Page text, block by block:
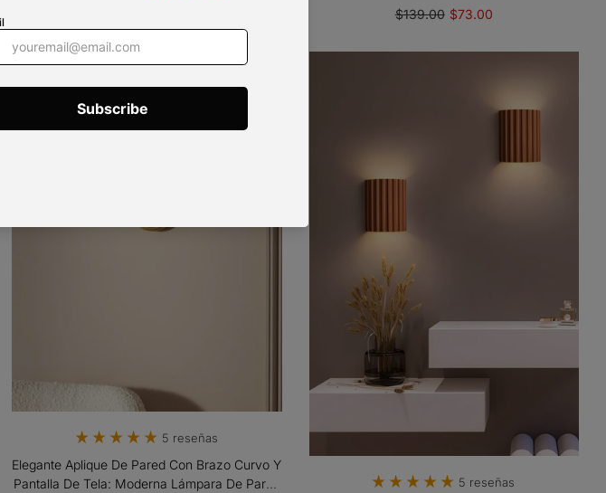
Cerámica
$139.00 $73.00
5 reseñas
Elegante Aplique De Pared Con Brazo Curvo Y
Pantalla De Tela: Moderna Lámpara De Pared
5 reseñas